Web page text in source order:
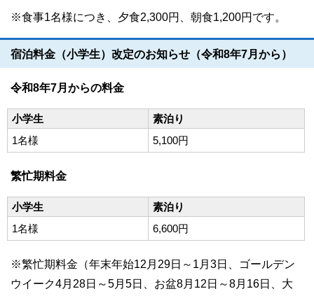
※食事1名様につき、夕食2,300円、朝食1,200円です。
宿泊料金（小学生）改定のお知らせ（令和8年7月から）
令和8年7月からの料金
小学生
素泊り
1名様
5,100円
繁忙期料金
小学生
素泊り
1名様
6,600円
※繁忙期料金（年末年始12月29日～1月3日、ゴールデン
ウイーク4月28日～5月5日、お盆8月12日～8月16日、大